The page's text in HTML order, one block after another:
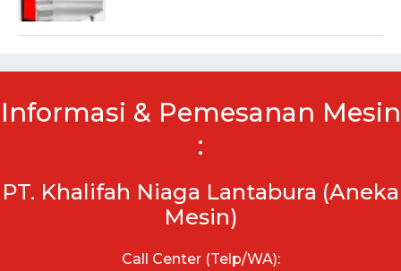
Informasi & Pemesanan Mesin
:
PT. Khalifah Niaga Lantabura (Aneka
Mesin)
Call Center (Telp/WA):